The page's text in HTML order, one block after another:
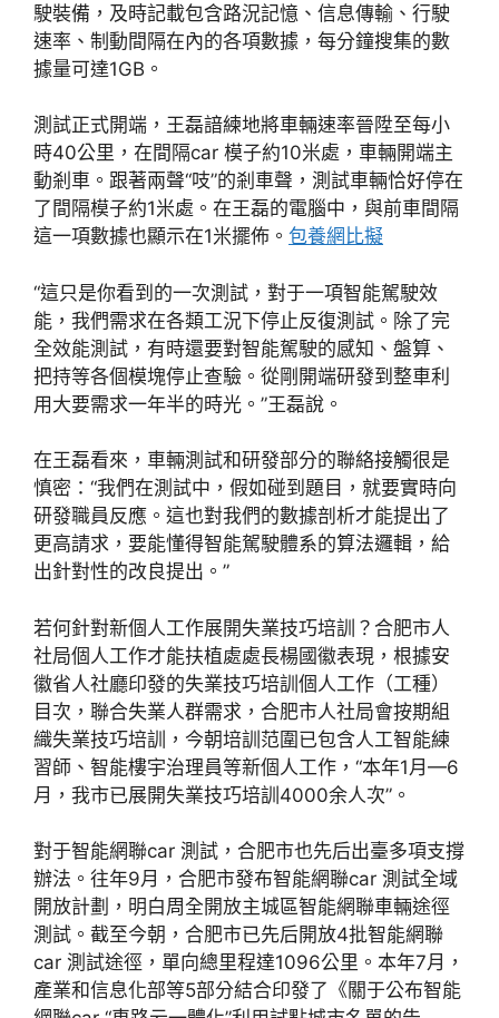
駛裝備，及時記載包含路況記憶、信息傳輸、行駛
速率、制動間隔在內的各項數據，每分鐘搜集的數
據量可達1GB。
測試正式開端，王磊諳練地將車輛速率晉陞至每小
時40公里，在間隔car 模子約10米處，車輛開端主
動剎車。跟著兩聲“吱”的剎車聲，測試車輛恰好停在
了間隔模子約1米處。在王磊的電腦中，與前車間隔
這一項數據也顯示在1米擺佈。 包養網比擬
“這只是你看到的一次測試，對于一項智能駕駛效
能，我們需求在各類工況下停止反復測試。除了完
全效能測試，有時還要對智能駕駛的感知、盤算、
把持等各個模塊停止查驗。從剛開端研發到整車利
用大要需求一年半的時光。”王磊說。
在王磊看來，車輛測試和研發部分的聯絡接觸很是
慎密：“我們在測試中，假如碰到題目，就要實時向
研發職員反應。這也對我們的數據剖析才能提出了
更高請求，要能懂得智能駕駛體系的算法邏輯，給
出針對性的改良提出。”
若何針對新個人工作展開失業技巧培訓？合肥市人
社局個人工作才能扶植處處長楊國徽表現，根據安
徽省人社廳印發的失業技巧培訓個人工作（工種）
目次，聯合失業人群需求，合肥市人社局會按期組
織失業技巧培訓，今朝培訓范圍已包含人工智能練
習師、智能樓宇治理員等新個人工作，“本年1月—6
月，我市已展開失業技巧培訓4000余人次”。
對于智能網聯car 測試，合肥市也先后出臺多項支撐
辦法。往年9月，合肥市發布智能網聯car 測試全域
開放計劃，明白周全開放主城區智能網聯車輛途徑
測試。截至今朝，合肥市已先后開放4批智能網聯
car 測試途徑，單向總里程達1096公里。本年7月，
產業和信息化部等5部分結合印發了《關于公布智能